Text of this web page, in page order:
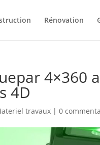
Rénovation
4×360
4D
travaux |0